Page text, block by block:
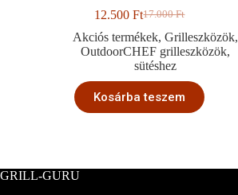
17.000Ft
Original
price
was:
17.000 Ft.
12.500FtCurrent
price
is:
12.500 Ft.
Akciós termékek,Grilleszközök,
OutdoorCHEF grilleszközök,
sütéshez
Kosárba teszem
GRILL-GURU